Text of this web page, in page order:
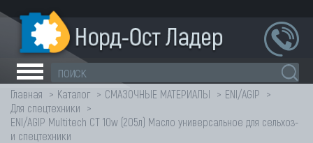
Главная Каталог СМАЗОЧНЫЕ МАТЕРИАЛЫ
ENI/AGIP
Для спецтехники
ENI/AGIP Multitech CT 10w (205л) Масло универсальное для сельхоз-
и спецтехники